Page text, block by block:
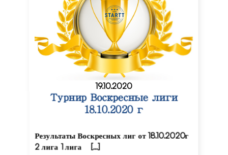
19.10.2020
Турнир Воскресные лиги
18.10.2020 г
Результаты Воскресных лиг от 18.10.2020г
2 лига 1 лига […]